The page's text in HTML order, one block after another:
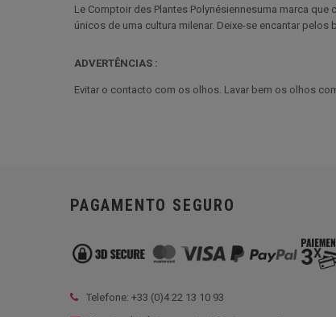
Le Comptoir des Plantes Polynésiennesuma marca
únicos de uma cultura milenar. Deixe-se encantar
ADVERTÊNCIAS :
Evitar o contacto com os olhos. Lavar bem os olhos
PAGAMENTO SEGURO
Telefone: +33 (0)4 22 13 10 93